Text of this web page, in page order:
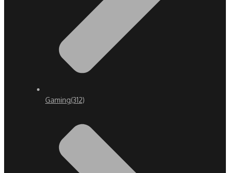
Gaming(312)